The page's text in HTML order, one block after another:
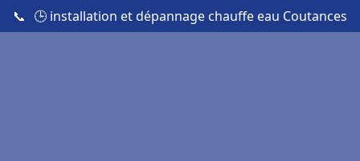
📞 🕒 installation et dépannage chauffe eau Coutances